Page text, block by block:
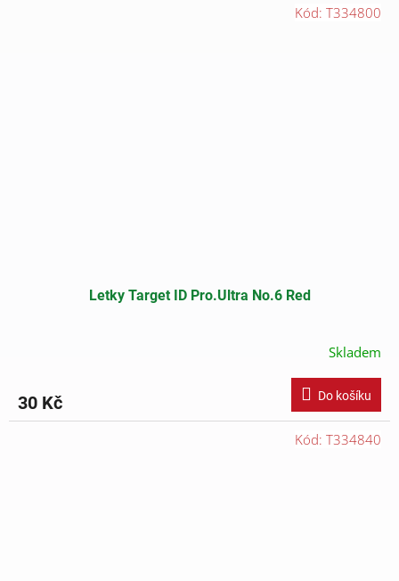
Letky Target ID Pro.Ultra No.6 Red
Skladem
30 Kč Do košíku
Kód: T334800
Kód: T334840